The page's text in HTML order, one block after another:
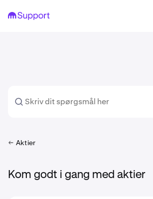
Aktier
Kom godt i gang med aktier